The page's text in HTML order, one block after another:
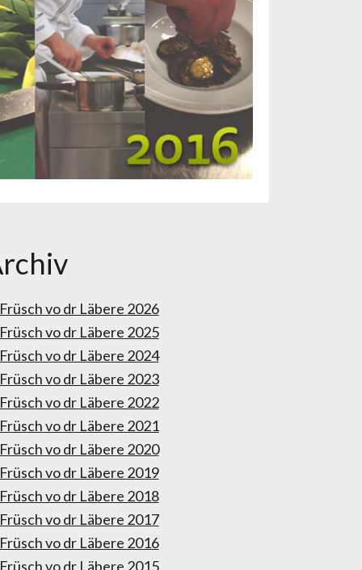
Früsch vo dr Läbere 2026
Früsch vo dr Läbere 2025
Früsch vo dr Läbere 2024
Früsch vo dr Läbere 2023
Früsch vo dr Läbere 2022
Früsch vo dr Läbere 2021
Früsch vo dr Läbere 2020
Früsch vo dr Läbere 2019
Früsch vo dr Läbere 2018
Früsch vo dr Läbere 2017
Früsch vo dr Läbere 2016
Früsch vo dr Läbere 2015